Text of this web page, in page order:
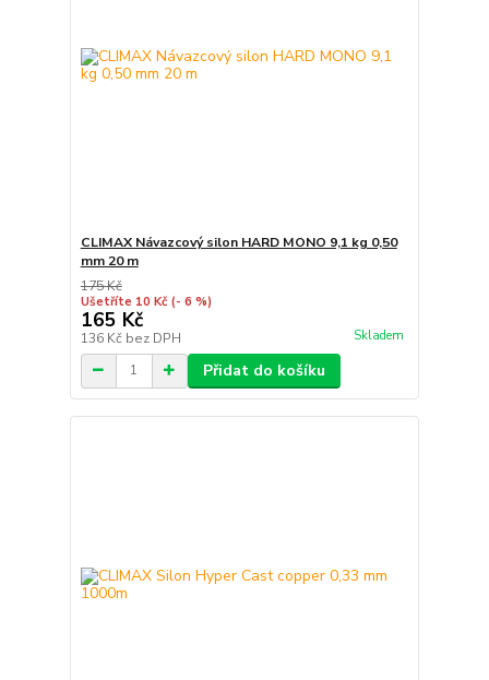
CLIMAX Návazcový silon HARD MONO 9,1 kg 0,50
mm 20 m
175 Kč
Ušetříte 10 Kč (- 6 %)
165 Kč
136 Kč bez DPH Skladem
Přidat do košíku